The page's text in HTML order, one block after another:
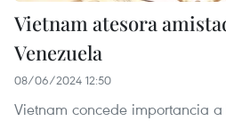
Vietnam atesora
Venezuela
08/06/2024 12:50
Vietnam concede importancia